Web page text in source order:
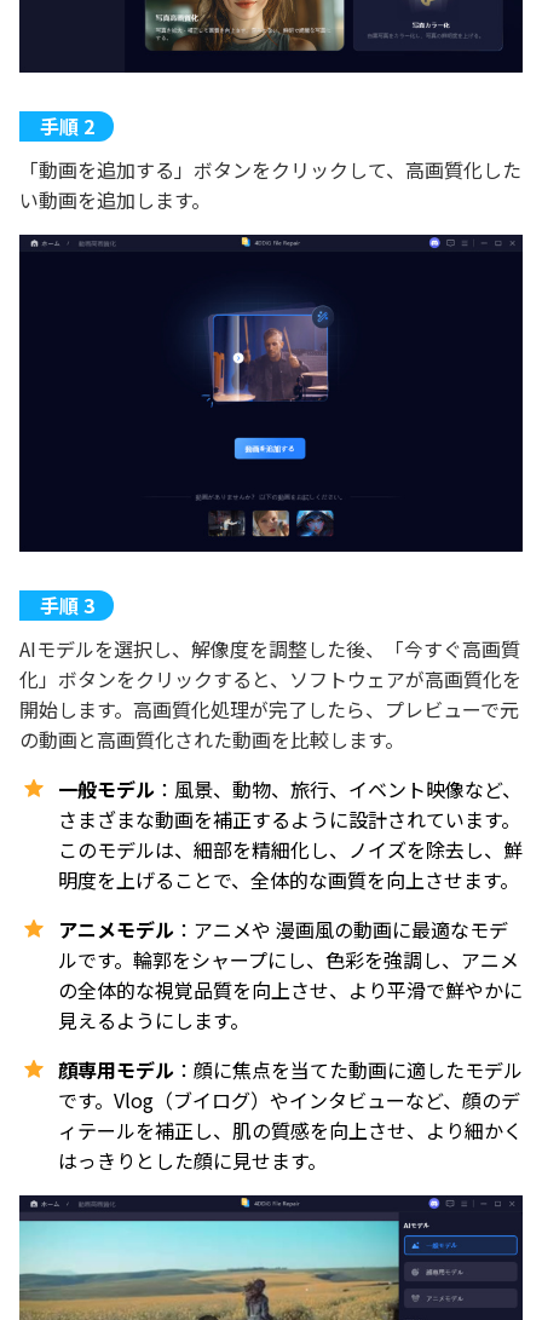
「動画を追加する」ボタンをクリックして、高画質化した
い動画を追加します。
AIモデルを選択し、解像度を調整した後、「今すぐ高画質
化」ボタンをクリックすると、ソフトウェアが高画質化を
開始します。高画質化処理が完了したら、プレビューで元
の動画と高画質化された動画を比較します。
一般モデル ：風景、動物、旅行、イベント映像など、
さまざまな動画を補正するように設計されています。
このモデルは、細部を精細化し、ノイズを除去し、鮮
明度を上げることで、全体的な画質を向上させます。
アニメモデル ：アニメや 漫画風の動画に最適なモデ
ルです。輪郭をシャープにし、色彩を強調し、アニメ
の全体的な視覚品質を向上させ、より平滑で鮮やかに
見えるようにします。
顔専用モデル ：顔に焦点を当てた動画に適したモデル
です。Vlog（ブイログ）やインタビューなど、顔のデ
ィテールを補正し、肌の質感を向上させ、より細かく
はっきりとした顔に見せます。